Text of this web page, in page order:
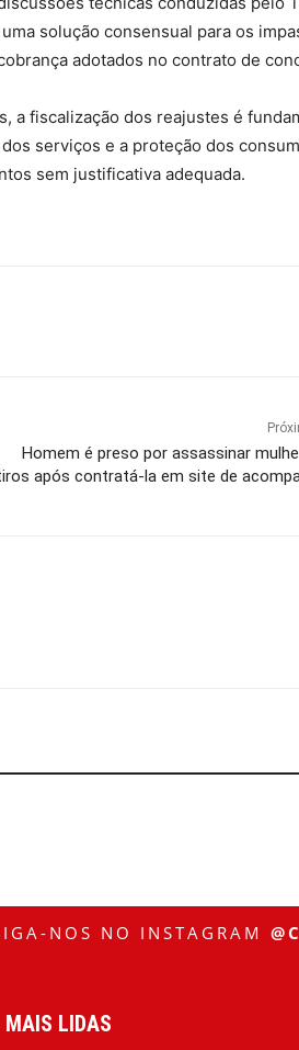
solução consensual para os
adotados no contrato de
a fiscalização dos reajustes é
serviços e a proteção dos
sem justificativa adequada.
Homem é preso por assassinar
após contratá-la em site de
NOS NO INSTAGRAM
MAIS LIDAS